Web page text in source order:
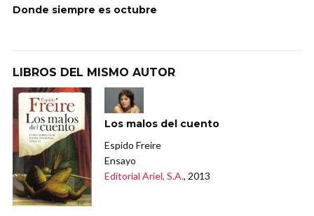
Donde siempre es octubre
LIBROS DEL MISMO AUTOR
Los malos del cuento
Espido Freire
Ensayo
Editorial Ariel, S.A., 2013